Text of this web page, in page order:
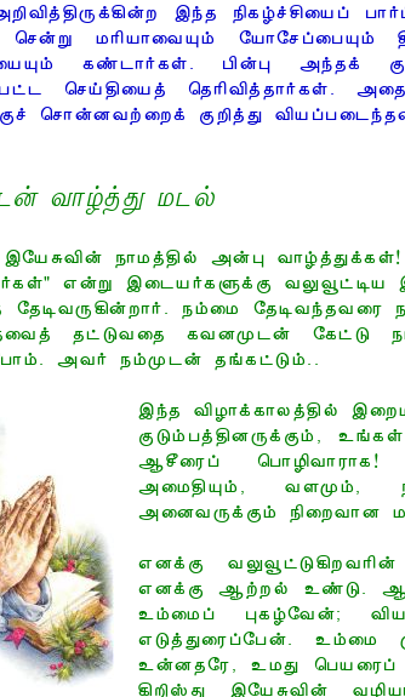
இந்த நிகழ்ச்சியைப்
சென்று மரியாவையும் யோசேப்பையும்
கண்டார்கள். பின்பு அந்தக்
செய்தியைத் தெரிவித்தார்கள்.
சொன்னவற்றைக் குறித்து
வாழ்த்து மடல்
நாமத்தில் அன்பு வாழ்த்துக்கள்!
என்று இடையர்களுக்கு
தேடிவருகின்றார். நம்மை
தட்டுவதை கவனமுடன் கேட்டு
அவர் நம்முடன் தங்கட்டும்..
இந்த விழாக்காலத்தில்
குடும்பத்தினருக்கும்,
ஆசீரைப் பொழிவாராக!
அமைதியும், வளமும்,
அனைவருக்கும் நிறைவான
எனக்கு
எனக்கு ஆற்றல் உண்டு.
உம்மைப் புகழ்வேன்;
எடுத்துரைப்பேன். உம்மை
உன்னதரே, உமது பெயரைப்
கிறிஸ்து இயேசுவின்